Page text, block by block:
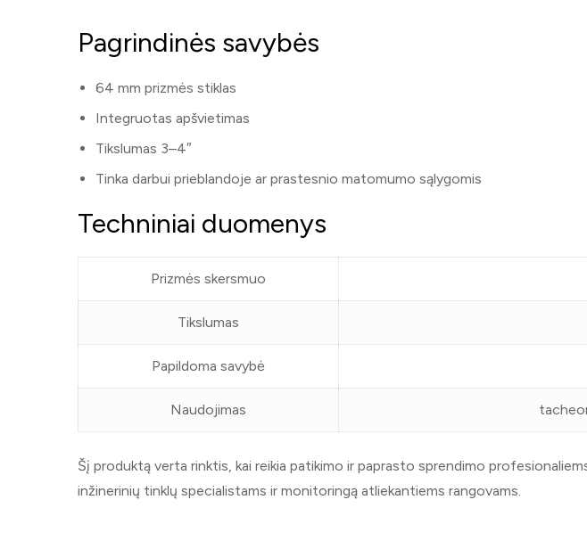
Pagrindinės savybės
64 mm prizmės stiklas
Integruotas apšvietimas
Tikslumas 3–4″
Tinka darbui prieblandoje ar prastesnio matomumo sąlygomis
Techniniai duomenys
Prizmės skersmuo
Tikslumas
Papildoma savybė
Naudojimas
Šį produktą verta rinktis, kai reikia patikimo ir paprasto sprendimo
inžinerinių tinklų specialistams ir monitoringą atliekantiems rangovams.